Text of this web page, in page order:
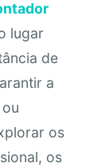
lugar
de
a
os
os